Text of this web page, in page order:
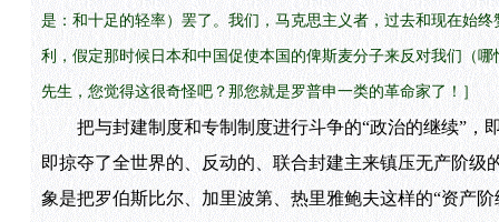
是：和十足的轻率）罢了。我们，马克思主义者，过去和现在始
利，假定那时候日本和中国促使本国的俾斯麦分子来反对我们（
先生，您觉得这很奇怪吧？那您就是罗普申一类的革命家了！］
把与封建制度和专制制度进行斗争的“政治的继续”，
即掠夺了全世界的、反动的、联合封建主来镇压无产阶
象是把罗伯斯比尔、加里波第、热里雅鲍夫这样的“资产